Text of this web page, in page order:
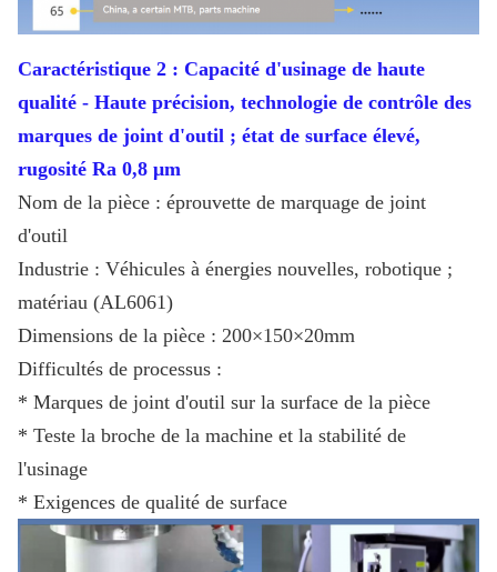
Caractéristique 2 : Capacité d'usinage de haute
qualité - Haute précision, technologie de contrôle des
marques de joint d'outil ; état de surface élevé,
rugosité Ra 0,8 μm
Nom de la pièce : éprouvette de marquage de joint
d'outil
Industrie : Véhicules à énergies nouvelles, robotique ;
matériau (AL6061)
Dimensions de la pièce : 200×150×20mm
Difficultés de processus :
* Marques de joint d'outil sur la surface de la pièce
* Teste la broche de la machine et la stabilité de
l'usinage
* Exigences de qualité de surface